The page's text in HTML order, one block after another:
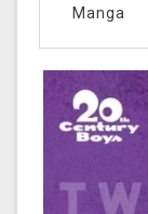
Manga